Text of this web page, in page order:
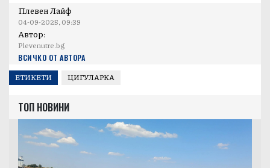
Плевен Лайф
04-09-2025, 09:39
Автор:
Plevenutre.bg
ВСИЧКО ОТ АВТОРА
ЕТИКЕТИ ЦИГУЛАРКА
ТОП НОВИНИ